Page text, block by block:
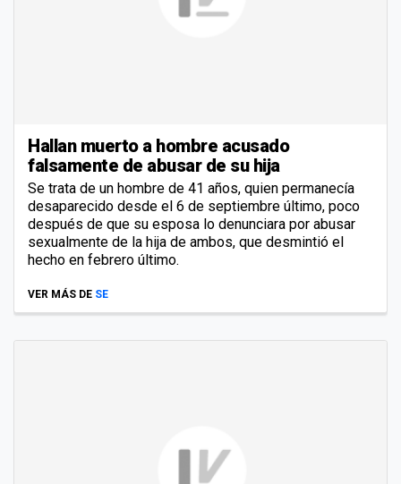
Hallan muerto a hombre acusado
falsamente de abusar de su hija
Se trata de un hombre de 41 años, quien permanecía
desaparecido desde el 6 de septiembre último, poco
después de que su esposa lo denunciara por abusar
sexualmente de la hija de ambos, que desmintió el
hecho en febrero último.
VER MÁS DE SE